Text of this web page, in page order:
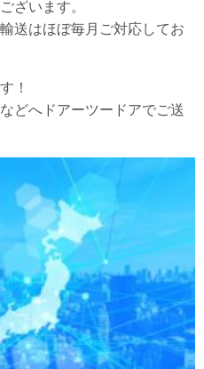
ざいます。
送はほぼ毎月ご対応してお
！
どへドアーツードアでご送